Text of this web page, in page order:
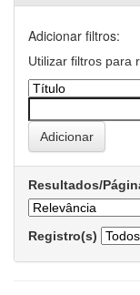
Adicionar filtros:
Utilizar filtros para
Resultados/
Registro(s)